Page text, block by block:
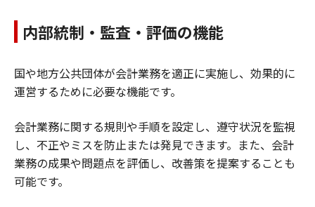
内部統制・監査・評価の機能
国や地方公共団体が会計業務を適正に実施し、効果的に
運営するために必要な機能です。
会計業務に関する規則や手順を設定し、遵守状況を監視
し、不正やミスを防止または発見できます。また、会計
業務の成果や問題点を評価し、改善策を提案することも
可能です。